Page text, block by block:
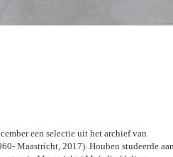
een selectie uit het archief van
Maastricht, 2017). Houben studeerde